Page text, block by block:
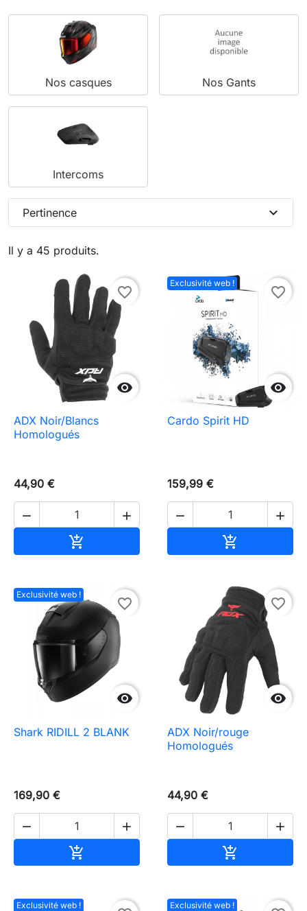
Nos casques Nos Gants
Intercoms
Il y a 45 produits.
Pertinence expand_more

favorite_border
ADX Noir/Blancs
Homologués
44,90 €
 

Exclusivité web !

favorite_border
Cardo Spirit HD
159,99 €
 

Exclusivité web !

favorite_border
Shark RIDILL 2 BLANK
169,90 €
 


favorite_border
ADX Noir/rouge
Homologués
44,90 €
 

Exclusivité web ! Exclusivité web !